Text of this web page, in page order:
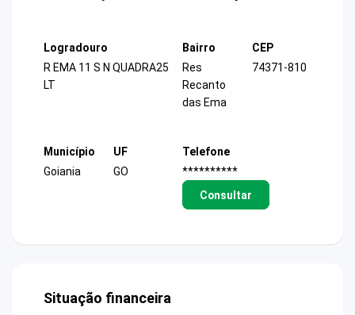
Logradouro
R EMA 11 S N QUADRA25
LT
Bairro
Res
Recanto
das Ema
CEP
74371-810
Município
Goiania
UF
GO
Telefone
**********
Consultar
Situação financeira